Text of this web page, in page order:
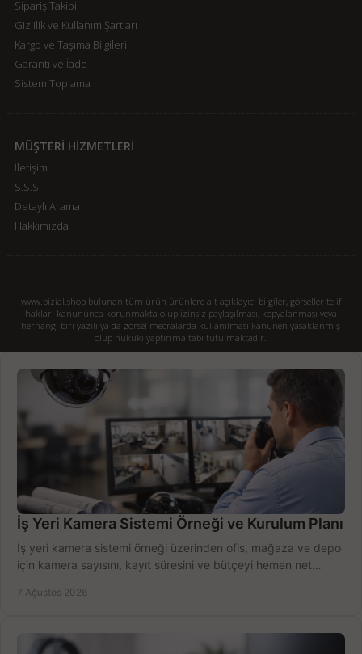
Sipariş Takibi
Gizlilik ve Kullanım Şartları
Kargo ve Taşıma Bilgileri
Garanti ve İade
Sistem Toplama
MÜŞTERİ HİZMETLERİ
İletişim
S.S.S.
Detaylı Arama
Hakkımızda
www.bizial.shop bulunan tüm ürün ürünlere ait açıklayıcı bilgiler, görseller telif
hakları kanununca korunmakta olup izinsiz paylaşılması, kopyalanması veya
herhangi biri yazılı ya da görsel mecralarda kullanılması kanunen yasaklanmış
olup hukuki yaptırıma tabi tutulmaktadır.
İş Yeri Kamera Sistemi Örneği ve Kurulum Planı
İş yeri kamera sistemi örneği üzerinden ofis, mağaza ve depo
için kamera sayısını, kayıt süresini ve bütçeyi hemen net
7 Ağustos 2026